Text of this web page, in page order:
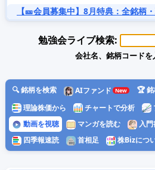
【🎫会員募集中】8月特典 ：全銘柄
勉強会ライブ検索:
会社名、銘柄コード
🔍 銘柄を検索 AIファンド 🏆
理論株価から
チャートで分析
動画を視聴
マンガを読む 入
四季報速読
首相足 株Bizにつ